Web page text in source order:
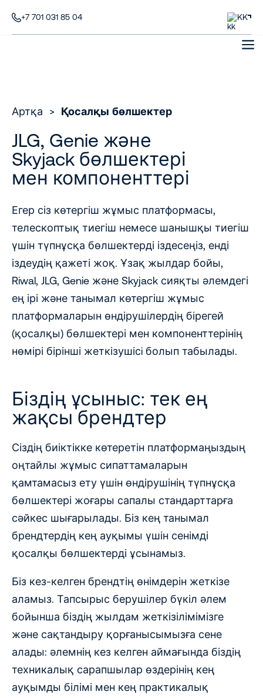
+7 701 031 85 04 KK
Артқа > Қосалқы бөлшектер
JLG, Genie және
Skyjack бөлшектері
мен компоненттері
Егер сіз көтергіш жұмыс платформасы,
телескоптық тиегіш немесе шанышқы тиегіш
үшін түпнұсқа бөлшектерді іздесеңіз, енді
іздеудің қажеті жоқ. Ұзақ жылдар бойы,
Riwal, JLG, Genie және Skyjack сияқты әлемдегі
ең ірі және танымал көтергіш жұмыс
платформаларын өндірушілердің бірегей
(қосалқы) бөлшектері мен компоненттерінің
нөмірі бірінші жеткізушісi болып табылады.
Біздің ұсыныс: тек ең
жақсы брендтер
Сіздің биіктікке көтеретін платформаңыздың
оңтайлы жұмыс сипаттамаларын
қамтамасыз ету үшін өндірушінің түпнұсқа
бөлшектері жоғары сапалы стандарттарға
сәйкес шығарылады. Біз кең танымал
брендтердің кең ауқымы үшін сенімді
қосалқы бөлшектерді ұсынамыз.
Біз кез-келген брендтің өнімдерін жеткізе
аламыз. Тапсырыс берушілер бүкіл әлем
бойынша біздің жылдам жеткізілімімізге
және сақтандыру қорғанысымызға сене
алады: әлемнің кез келген аймағында біздің
техникалық сарапшылар өздерінің кең
ауқымды білімі мен кең практикалық